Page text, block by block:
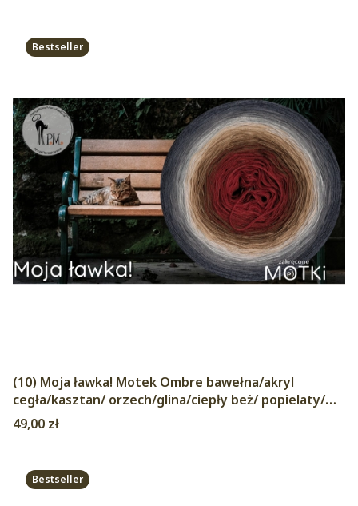
Bestseller
(10) Moja ławka! Motek Ombre bawełna/akryl
cegła/kasztan/ orzech/glina/ciepły beż/ popielaty/
jasny szary/ szary/ stalowy/ ciemny denim
Cena
49,00 zł
Bestseller